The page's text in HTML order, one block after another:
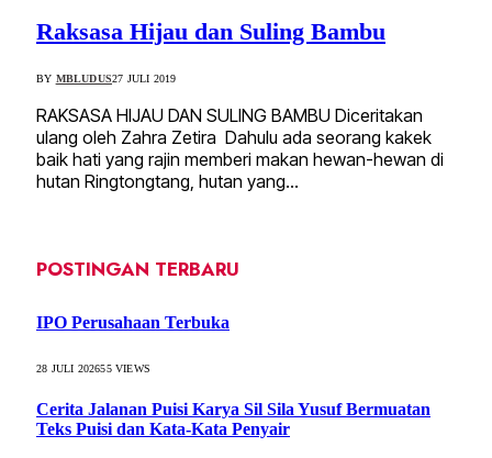
Raksasa Hijau dan Suling Bambu
BY MBLUDUS27 JULI 2019
RAKSASA HIJAU DAN SULING BAMBU Diceritakan
ulang oleh Zahra Zetira Dahulu ada seorang kakek
baik hati yang rajin memberi makan hewan-hewan di
hutan Ringtongtang, hutan yang…
POSTINGAN TERBARU
IPO Perusahaan Terbuka
28 JULI 202655VIEWS
Cerita Jalanan Puisi Karya Sil Sila Yusuf Bermuatan
Teks Puisi dan Kata-Kata Penyair